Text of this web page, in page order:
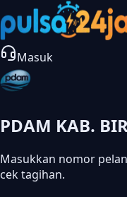
Masuk
PDAM KAB.
Masukkan nomor
cek tagihan.